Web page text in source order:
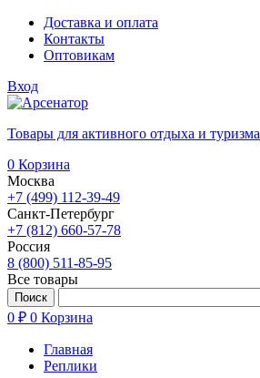
Доставка и оплата
Контакты
Оптовикам
Вход
Товары для активного отдыха и туризма
0 Корзина
Москва
+7 (499) 112-39-49
Санкт-Петербург
+7 (812) 660-57-78
Россия
8 (800) 511-85-95
Все товары
0 ₽ 0 Корзина
Главная
Реплики